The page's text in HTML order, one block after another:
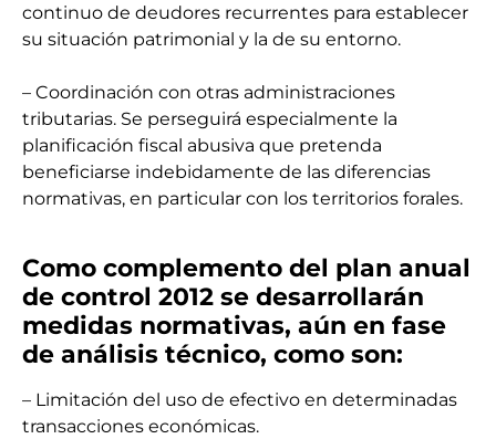
continuo de deudores recurrentes para establecer
su situación patrimonial y la de su entorno.
– Coordinación con otras administraciones
tributarias. Se perseguirá especialmente la
planificación fiscal abusiva que pretenda
beneficiarse indebidamente de las diferencias
normativas, en particular con los territorios forales.
Como complemento del plan anual
de control 2012 se desarrollarán
medidas normativas, aún en fase
de análisis técnico, como son:
– Limitación del uso de efectivo en determinadas
transacciones económicas.